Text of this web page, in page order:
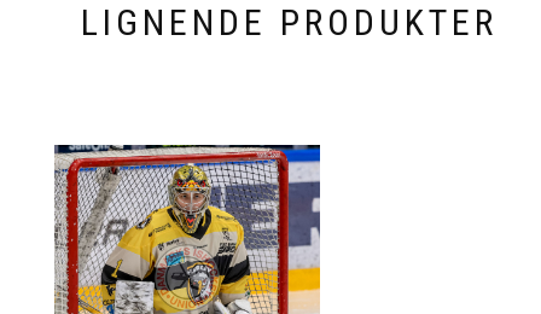
LIGNENDE PRODUKTER